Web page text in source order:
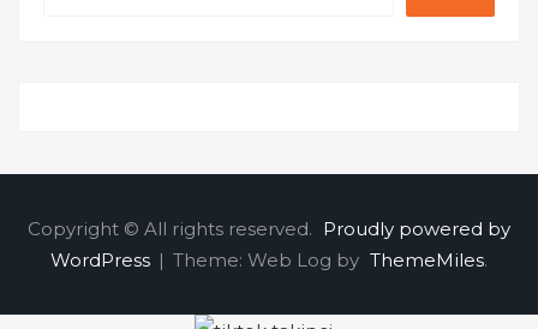
Copyright © All rights reserved. Proudly powered by
WordPress | Theme: Web Log by ThemeMiles.